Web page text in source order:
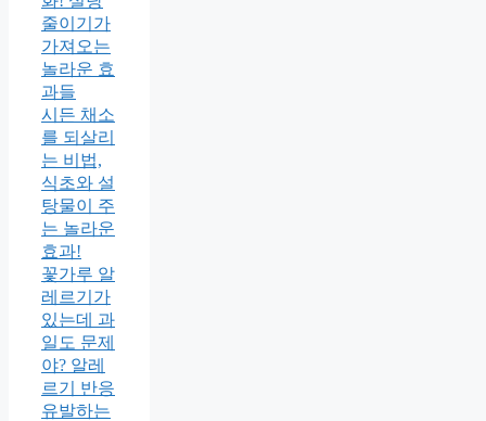
줄이기가
가져오는
놀라운 효
과들
시든 채소
를 되살리
는 비법,
식초와 설
탕물이 주
는 놀라운
효과!
꽃가루 알
레르기가
있는데 과
일도 문제
야? 알레
르기 반응
유발하는